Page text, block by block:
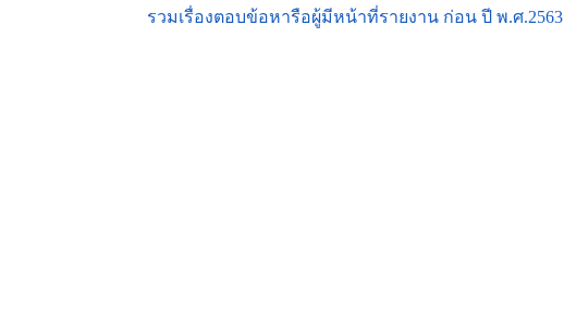
รวมเรื่องตอบข้อหารือผู้มีหน้าที่รายงาน ก่อน ปี พ.ศ.2563